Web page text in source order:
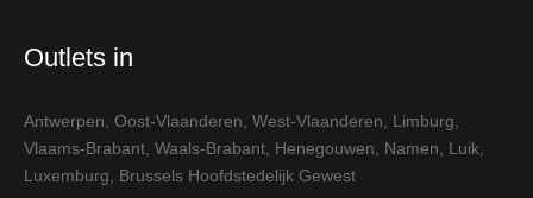
Outlets in
Antwerpen Oost-Vlaanderen West-Vlaanderen Limburg
Vlaams-Brabant Waals-Brabant Henegouwen Namen Luik
Luxemburg
Brussels Hoofdstedelijk Gewest